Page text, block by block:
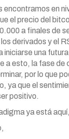
encontramos en
el precio del
a finales de
derivados y el
iniciarse una
a esto, la fase de
por lo que
ya que el
positivo.
ya está aquí,